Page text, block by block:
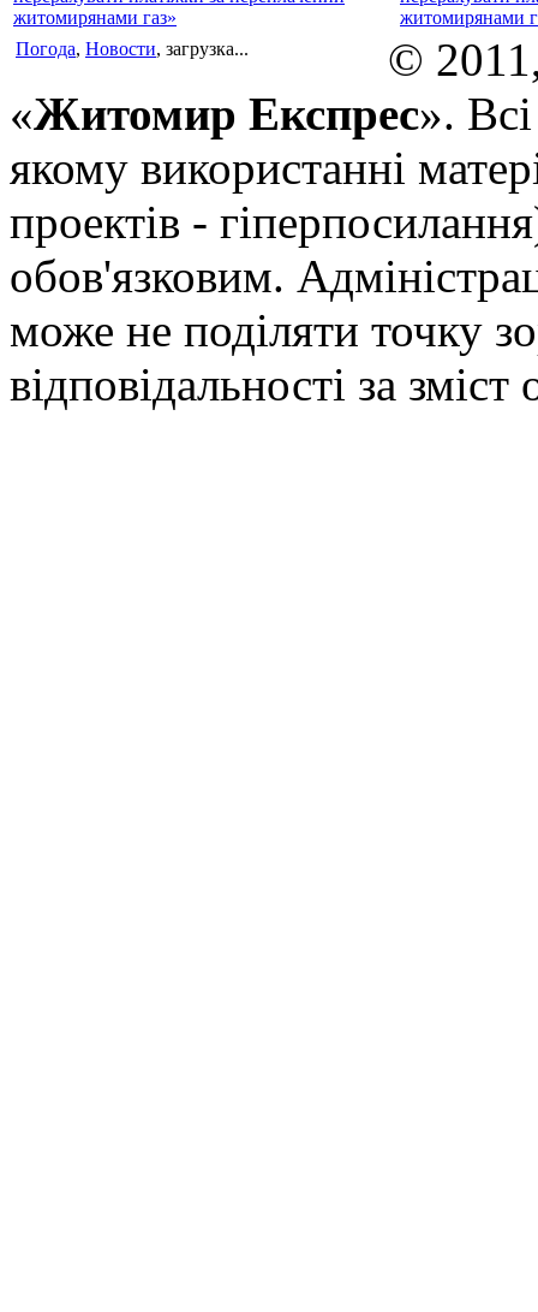
житомирянами
Погода, Новости, загрузка...
©
«Житомир Експрес».
якому використанні
проектів -
обов'язковим.
може не поділяти точку
відповідальності за